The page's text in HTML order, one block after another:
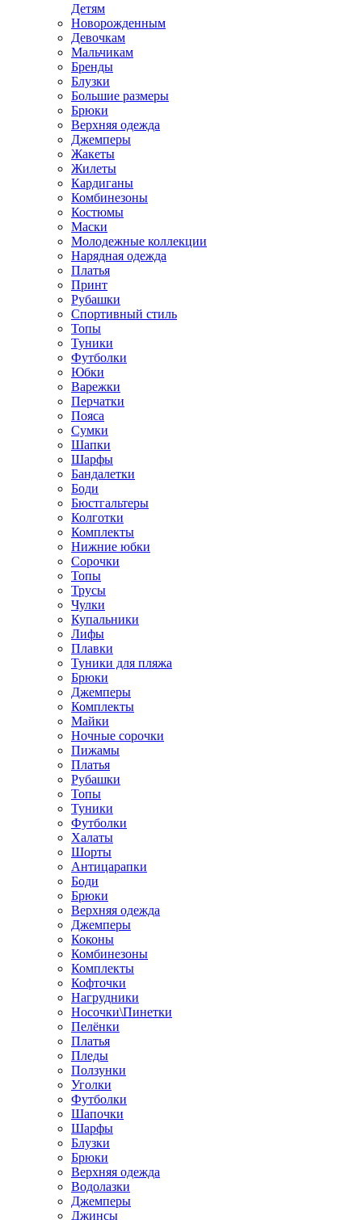
Детям
Новорожденным
Девочкам
Мальчикам
Бренды
Блузки
Большие размеры
Брюки
Верхняя одежда
Джемперы
Жакеты
Жилеты
Кардиганы
Комбинезоны
Костюмы
Маски
Молодежные коллекции
Нарядная одежда
Платья
Принт
Рубашки
Спортивный стиль
Топы
Туники
Футболки
Юбки
Варежки
Перчатки
Пояса
Сумки
Шапки
Шарфы
Бандалетки
Боди
Бюстгальтеры
Колготки
Комплекты
Нижние юбки
Сорочки
Топы
Трусы
Чулки
Купальники
Лифы
Плавки
Туники для пляжа
Брюки
Джемперы
Комплекты
Майки
Ночные сорочки
Пижамы
Платья
Рубашки
Топы
Туники
Футболки
Халаты
Шорты
Антицарапки
Боди
Брюки
Верхняя одежда
Джемперы
Коконы
Комбинезоны
Комплекты
Кофточки
Нагрудники
Носочки\Пинетки
Пелёнки
Платья
Пледы
Ползунки
Уголки
Футболки
Шапочки
Шарфы
Блузки
Брюки
Верхняя одежда
Водолазки
Джемперы
Джинсы